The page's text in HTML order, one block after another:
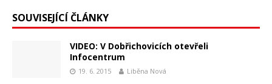
SOUVISEJÍCÍ ČLÁNKY
VIDEO: V Dobřichovicích otevřeli
Infocentrum
19. 6. 2015 Liběna Nová